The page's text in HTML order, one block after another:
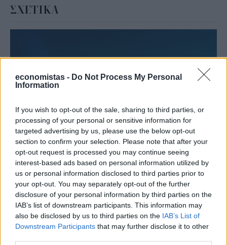
economistas - Do Not Process My Personal
Information
If you wish to opt-out of the sale, sharing to third parties, or
processing of your personal or sensitive information for
targeted advertising by us, please use the below opt-out
section to confirm your selection. Please note that after your
opt-out request is processed you may continue seeing
interest-based ads based on personal information utilized by
us or personal information disclosed to third parties prior to
your opt-out. You may separately opt-out of the further
disclosure of your personal information by third parties on the
IAB’s list of downstream participants. This information may
also be disclosed by us to third parties on the IAB’s List of
Downstream Participants that may further disclose it to other
ΣΧΕΤΙΚΑ
ΤΕΧΝΟΛΟΓΙΑ
Γιατί κάποιοι φακοί έχουν μπλε φως; Οι
χρήσεις που πιθανότατα δεν γνωρίζατε
Για μια διακοπή ρεύματος, μια επίσκεψη στο υπόγειο ή μια
αναζήτηση στη σοφίτα, ένας συνηθισμένος φακός με λευκό φως
είναι συνήθως αρκετός. Υπάρχουν, όμως, περιπτώσεις στις οποίες
ένα έντονο λευκό φως όχι μόνο δεν βοηθά, αλλά μπορεί να